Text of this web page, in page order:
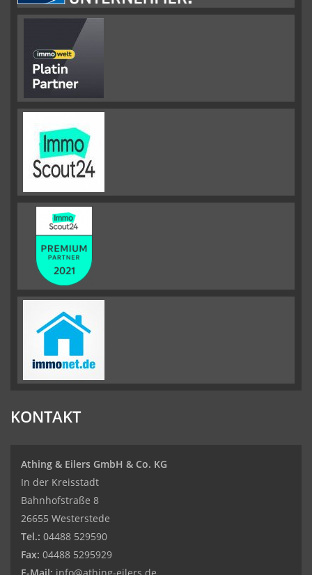
KONTAKT
Athing & Eilers GmbH & Co. KG
In der Kreisstadt
Bahnhofstraße 8
26655 Westerstede
Tel.: 04488 529590
Fax: 04488 5295929